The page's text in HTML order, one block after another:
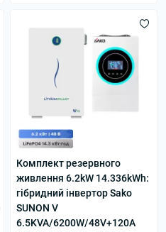
Комплект резервного
живлення 6.2kW 14.336kWh:
гібридний інвертор Sako
SUNON V
6.5KVA/6200W/48V+120A